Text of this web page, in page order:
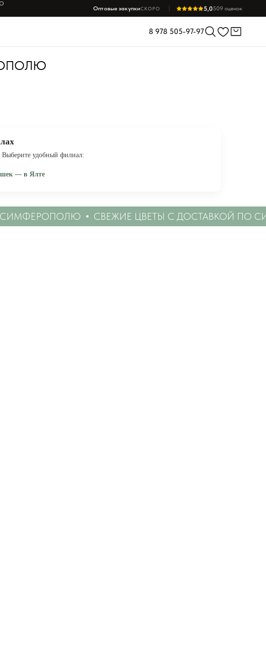
Оптовые закупкиСКОРО 5,0509 оценок
8 978 505-97-97
удобный филиал:
— в Ялте
ромашек в Ялте
СВЕЖИЕ ЦВЕТЫ С ДОСТАВКОЙ ПО